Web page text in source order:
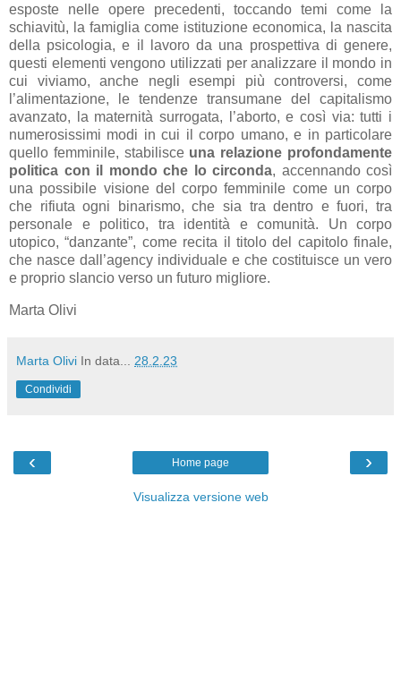
esposte nelle opere precedenti, toccando temi come la
schiavitù, la famiglia come istituzione economica, la nascita
della psicologia, e il lavoro da una prospettiva di genere,
questi elementi vengono utilizzati per analizzare il mondo in
cui viviamo, anche negli esempi più controversi, come
l’alimentazione, le tendenze transumane del capitalismo
avanzato, la maternità surrogata, l’aborto, e così via: tutti i
numerosissimi modi in cui il corpo umano, e in particolare
quello femminile, stabilisce una relazione profondamente
politica con il mondo che lo circonda, accennando così
una possibile visione del corpo femminile come un corpo
che rifiuta ogni binarismo, che sia tra dentro e fuori, tra
personale e politico, tra identità e comunità. Un corpo
utopico, “danzante”, come recita il titolo del capitolo finale,
che nasce dall’agency individuale e che costituisce un vero
e proprio slancio verso un futuro migliore.
Marta Olivi
Marta Olivi In data... 28.2.23
Condividi
‹ ›
Home page
Visualizza versione web